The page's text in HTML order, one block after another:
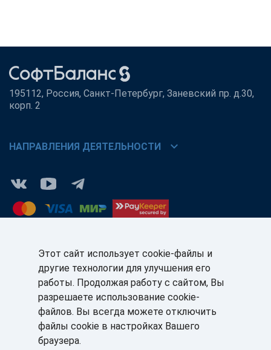
195112, Россия, Санкт-Петербург, Заневский пр. д.30,
корп. 2
НАПРАВЛЕНИЯ ДЕЯТЕЛЬНОСТИ chevron_right
КЛИЕНТАМ:
+7 (812) 327-5141
sale@sb-sale.ru
ПАРТНЁРАМ:
+7 (812) 327-5025
partner@softbalance.ru
Этот сайт использует cookie-файлы и
другие технологии для улучшения его
работы. Продолжая работу с сайтом, Вы
разрешаете использование cookie-
файлов. Вы всегда можете отключить
файлы cookie в настройках Вашего
браузера.